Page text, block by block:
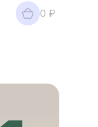
0 ₽